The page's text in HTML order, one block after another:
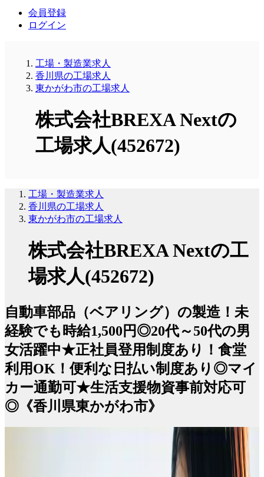
会員登録
ログイン
工場・製造業求人
香川県の工場求人
東かがわ市の工場求人
株式会社BREXA Nextの
工場求人(452672)
工場・製造業求人
香川県の工場求人
東かがわ市の工場求人
株式会社BREXA Nextの工
場求人(452672)
自動車部品（ベアリング）の製造！未
経験でも時給1,500円◎20代～50代の男
女活躍中★正社員登用制度あり！食堂
利用OK！便利な日払い制度あり◎マイ
カー通勤可★生活支援物資事前対応可
◎《香川県東かがわ市》